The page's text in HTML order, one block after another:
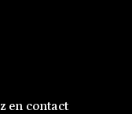
en contact